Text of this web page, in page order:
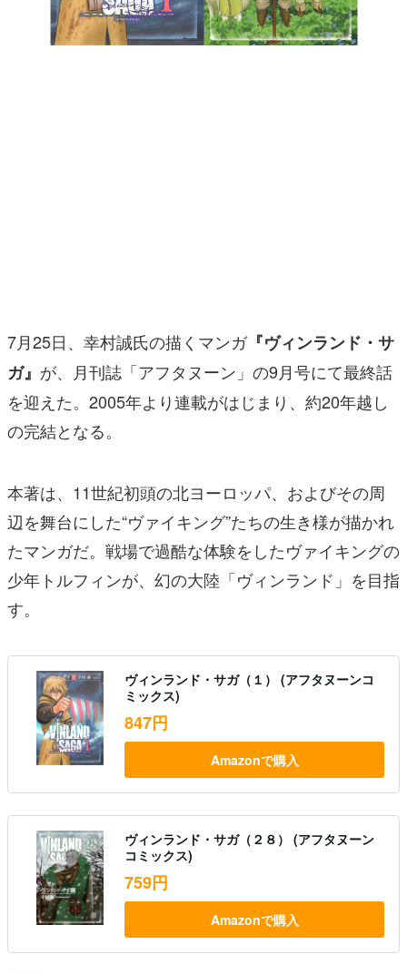
なんでゲームは面白い？
ゲーム開発者・hamatsu氏がゲームの魅力を画面や操作の
具体的な形から解き明かしていく、硬派で骨太な評論連載
その他
電ファミニコゲーマーとは？
運営：株式会社マレ
7月25日、幸村誠氏の描くマンガ『ヴィンランド・サ
ガ』 が、月刊誌「アフタヌーン」の9月号にて最終話
を迎えた。2005年より連載がはじまり、約20年越し
の完結となる。
本著は、11世紀初頭の北ヨーロッパ、およびその周
辺を舞台にした“ヴァイキング”たちの生き様が描かれ
たマンガだ。戦場で過酷な体験をしたヴァイキングの
少年トルフィンが、幻の大陸「ヴィンランド」を目指
す。
ヴィンランド・サガ（１） (アフタヌーンコ
ミックス)
847円
Amazonで購入
ヴィンランド・サガ（２８） (アフタヌーン
コミックス)
759円
Amazonで購入